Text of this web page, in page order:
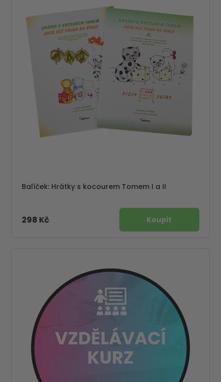
Balíček: Hrátky s kocourem Tomem I a II
298 Kč